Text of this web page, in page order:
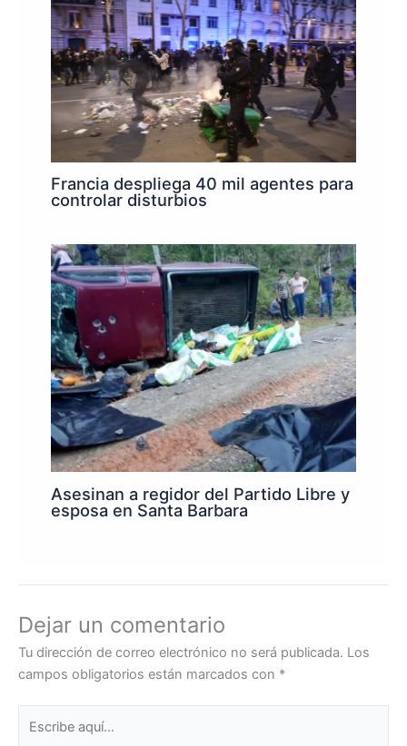
Francia despliega 40 mil agentes para
controlar disturbios
Asesinan a regidor del Partido Libre y
esposa en Santa Barbara
Dejar un comentario
Tu dirección de correo electrónico no será publicada. Los
campos obligatorios están marcados con *
aquí...